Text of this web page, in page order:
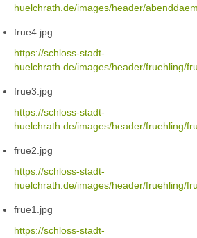
huelchrath.de/images/header/
frue4.jpg
https://schloss-stadt-
huelchrath.de/images/header/fruehling/
frue3.jpg
https://schloss-stadt-
huelchrath.de/images/header/fruehling/
frue2.jpg
https://schloss-stadt-
huelchrath.de/images/header/fruehling/
frue1.jpg
https://schloss-stadt-